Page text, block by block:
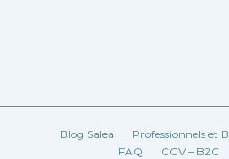
Blog Salea Professionnels et
FAQ
CGV – B2C